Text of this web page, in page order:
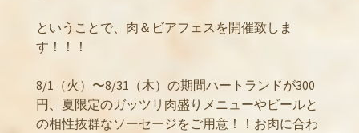
ということで、肉＆ビアフェスを開催致しま
す！！！
8/1（火）〜8/31（木）の期間ハートランドが300
円、夏限定のガッツリ肉盛りメニューやビールと
の相性抜群なソーセージをご用意！！お肉に合わ